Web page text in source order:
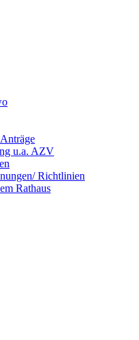
u.a. AZV
Richtlinien
Rathaus